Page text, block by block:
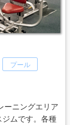
プール
ーニングエリア
ジムです。各種